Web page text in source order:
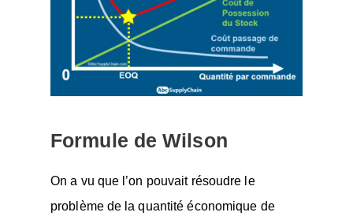
Formule de Wilson
On a vu que l’on pouvait résoudre le
problème de la quantité économique de